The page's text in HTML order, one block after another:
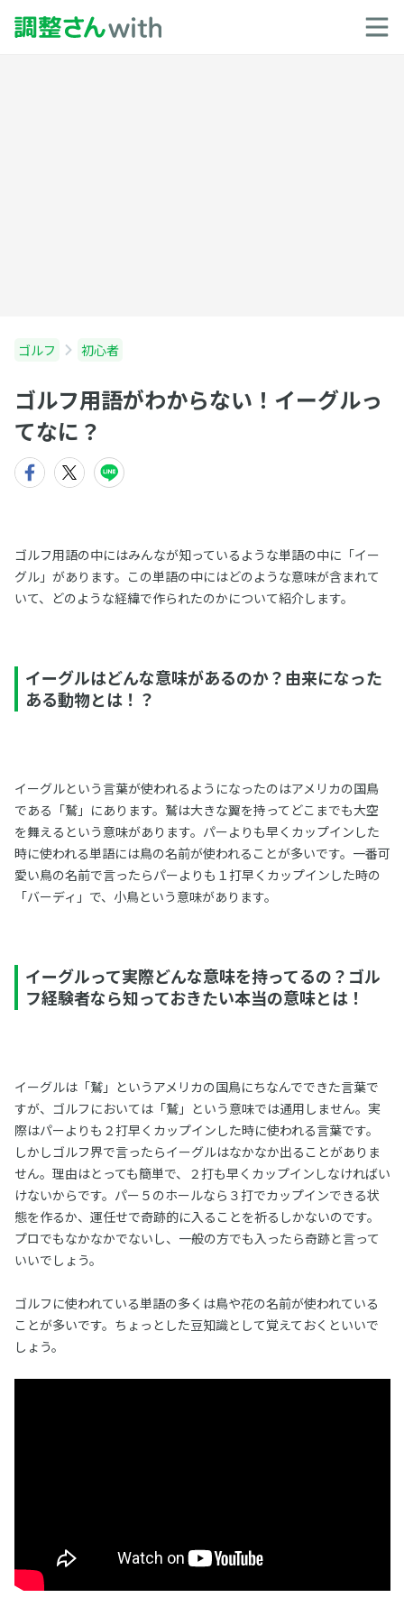
ゴルフ 初心者
ゴルフ用語がわからない！イーグルっ
てなに？
ゴルフ用語の中にはみんなが知っているような単語の中に「イー
グル」があります。この単語の中にはどのような意味が含まれて
いて、どのような経緯で作られたのかについて紹介します。
イーグルはどんな意味があるのか？由来になった
ある動物とは！？
イーグルという言葉が使われるようになったのはアメリカの国鳥
である「鷲」にあります。鷲は大きな翼を持ってどこまでも大空
を舞えるという意味があります。パーよりも早くカップインした
時に使われる単語には鳥の名前が使われることが多いです。一番可
愛い鳥の名前で言ったらパーよりも１打早くカップインした時の
「バーディ」で、小鳥という意味があります。
イーグルって実際どんな意味を持ってるの？ゴル
フ経験者なら知っておきたい本当の意味とは！
イーグルは「鷲」というアメリカの国鳥にちなんでできた言葉で
すが、ゴルフにおいては「鷲」という意味では通用しません。実
際はパーよりも２打早くカップインした時に使われる言葉です。
しかしゴルフ界で言ったらイーグルはなかなか出ることがありま
せん。理由はとっても簡単で、２打も早くカップインしなければい
けないからです。パー５のホールなら３打でカップインできる状
態を作るか、運任せで奇跡的に入ることを祈るしかないのです。
プロでもなかなかでないし、一般の方でも入ったら奇跡と言って
いいでしょう。
ゴルフに使われている単語の多くは鳥や花の名前が使われている
ことが多いです。ちょっとした豆知識として覚えておくといいで
しょう。